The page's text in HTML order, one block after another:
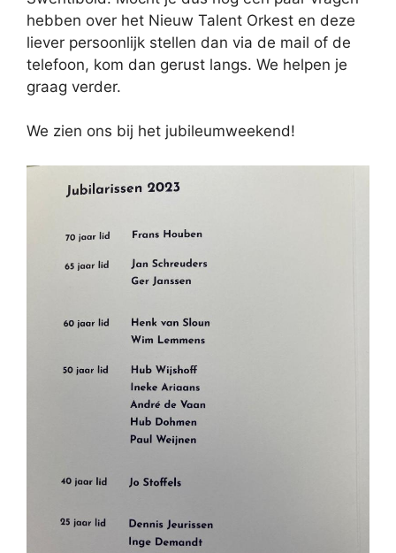
hebben over het Nieuw Talent Orkest en deze
liever persoonlijk stellen dan via de mail of de
telefoon, kom dan gerust langs. We helpen je
graag verder.
We zien ons bij het jubileumweekend!